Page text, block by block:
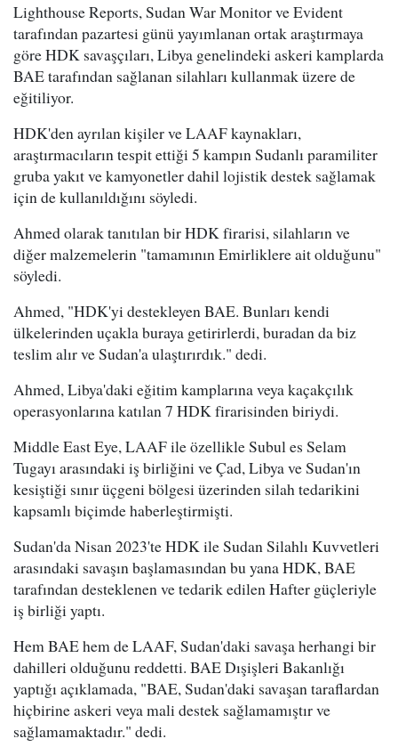
Lighthouse Reports, Sudan War Monitor ve Evident
tarafından pazartesi günü yayımlanan ortak araştırmaya
göre HDK savaşçıları, Libya genelindeki askeri kamplarda
BAE tarafından sağlanan silahları kullanmak üzere de
eğitiliyor.
HDK'den ayrılan kişiler ve LAAF kaynakları,
araştırmacıların tespit ettiği 5 kampın Sudanlı paramiliter
gruba yakıt ve kamyonetler dahil lojistik destek sağlamak
için de kullanıldığını söyledi.
Ahmed olarak tanıtılan bir HDK firarisi, silahların ve
diğer malzemelerin "tamamının Emirliklere ait olduğunu"
söyledi.
Ahmed, "HDK'yi destekleyen BAE. Bunları kendi
ülkelerinden uçakla buraya getirirlerdi, buradan da biz
teslim alır ve Sudan'a ulaştırırdık." dedi.
Ahmed, Libya'daki eğitim kamplarına veya kaçakçılık
operasyonlarına katılan 7 HDK firarisinden biriydi.
Middle East Eye, LAAF ile özellikle Subul es Selam
Tugayı arasındaki iş birliğini ve Çad, Libya ve Sudan'ın
kesiştiği sınır üçgeni bölgesi üzerinden silah tedarikini
kapsamlı biçimde haberleştirmişti.
Sudan'da Nisan 2023'te HDK ile Sudan Silahlı Kuvvetleri
arasındaki savaşın başlamasından bu yana HDK, BAE
tarafından desteklenen ve tedarik edilen Hafter güçleriyle
iş birliği yaptı.
Hem BAE hem de LAAF, Sudan'daki savaşa herhangi bir
dahilleri olduğunu reddetti. BAE Dışişleri Bakanlığı
yaptığı açıklamada, "BAE, Sudan'daki savaşan taraflardan
hiçbirine askeri veya mali destek sağlamamıştır ve
sağlamamaktadır." dedi.